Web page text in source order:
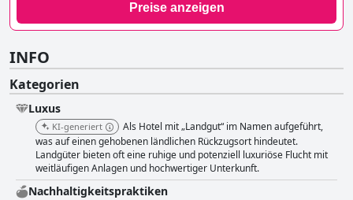
Preise anzeigen
INFO
Kategorien
Luxus
KI-generiert
Als Hotel mit „Landgut“ im Namen aufgeführt,
was auf einen gehobenen ländlichen Rückzugsort hindeutet.
Landgüter bieten oft eine ruhige und potenziell luxuriöse Flucht mit
weitläufigen Anlagen und hochwertiger Unterkunft.
Nachhaltigkeitspraktiken